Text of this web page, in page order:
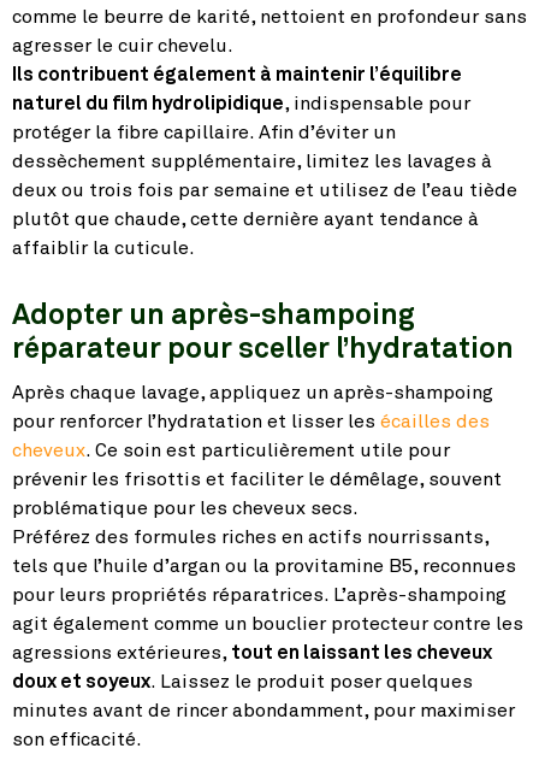
comme le beurre de karité, nettoient en profondeur sans
agresser le cuir chevelu.
Ils contribuent également à maintenir l’équilibre
naturel du film hydrolipidique, indispensable pour
protéger la fibre capillaire. Afin d’éviter un
dessèchement supplémentaire, limitez les lavages à
deux ou trois fois par semaine et utilisez de l’eau tiède
plutôt que chaude, cette dernière ayant tendance à
affaiblir la cuticule.
Adopter un après-shampoing
réparateur pour sceller l’hydratation
Après chaque lavage, appliquez un après-shampoing
pour renforcer l’hydratation et lisser les écailles des
cheveux. Ce soin est particulièrement utile pour
prévenir les frisottis et faciliter le démêlage, souvent
problématique pour les cheveux secs.
Préférez des formules riches en actifs nourrissants,
tels que l’huile d’argan ou la provitamine B5, reconnues
pour leurs propriétés réparatrices. L’après-shampoing
agit également comme un bouclier protecteur contre les
agressions extérieures, tout en laissant les cheveux
doux et soyeux. Laissez le produit poser quelques
minutes avant de rincer abondamment, pour maximiser
son efficacité.